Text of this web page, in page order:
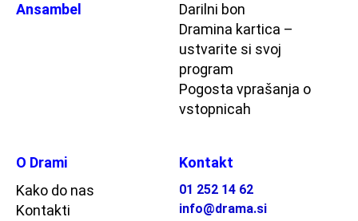
Ansambel
Darilni bon
Dramina kartica –
ustvarite si svoj
program
Pogosta vprašanja o
vstopnicah
O Drami
Kako do nas
Kontakti
Kontakt
01 252 14 62
info@drama.si